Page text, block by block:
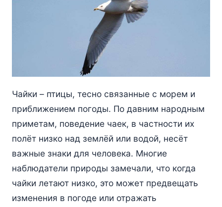
Чайки – птицы, тесно связанные с морем и
приближением погоды. По давним народным
приметам, поведение чаек, в частности их
полёт низко над землёй или водой, несёт
важные знаки для человека. Многие
наблюдатели природы замечали, что когда
чайки летают низко, это может предвещать
изменения в погоде или отражать